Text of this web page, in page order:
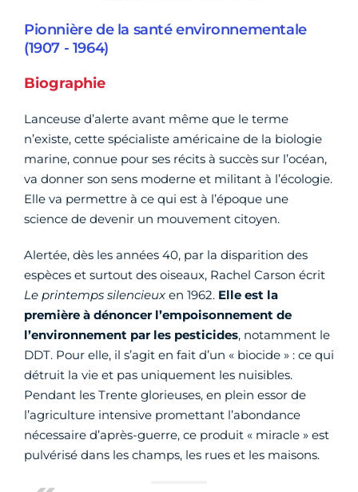
Pionnière de la santé environnementale
(1907 - 1964)
Biographie
Lanceuse d’alerte avant même que le terme
n’existe, cette spécialiste américaine de la biologie
marine, connue pour ses récits à succès sur l’océan,
va donner son sens moderne et militant à l’écologie.
Elle va permettre à ce qui est à l’époque une
science de devenir un mouvement citoyen.
Alertée, dès les années 40, par la disparition des
espèces et surtout des oiseaux, Rachel Carson écrit
Le printemps silencieux en 1962. Elle est la
première à dénoncer l’empoisonnement de
l’environnement par les pesticides, notamment le
DDT. Pour elle, il s’agit en fait d’un « biocide » : ce qui
détruit la vie et pas uniquement les nuisibles.
Pendant les Trente glorieuses, en plein essor de
l’agriculture intensive promettant l’abondance
nécessaire d’après-guerre, ce produit « miracle » est
pulvérisé dans les champs, les rues et les maisons.